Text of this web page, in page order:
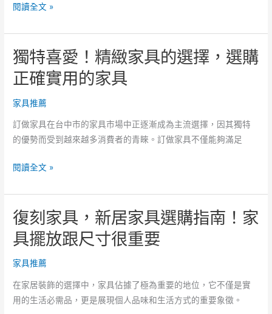
飾
設
方
法！
風
選
擇！
套
房
家
簡
單
奢
閱讀全文 »
獨特喜愛！精緻家具的選擇，選購
正確實用的家具
家具推薦
訂做家具在台中市的家具市場中正逐漸成為主流選擇，因其獨特
的優勢而受到越來越多消費者的青睞。訂做家具不僅能夠滿足
獨
喜
愛！
精
緻
家
的
選
閱讀全文 »
復刻家具，新居家具選購指南！家
具擺放跟尺寸很重要
家具推薦
在家居裝飾的選擇中，家具佔據了極為重要的地位，它不僅是實
用的生活必需品，更是展現個人品味和生活方式的重要象徵。